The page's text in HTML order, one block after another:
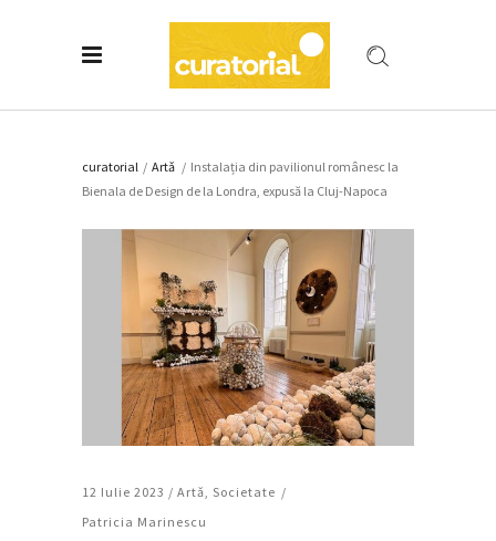
curatorial / Artǎ / Instalația din pavilionul românesc la
Bienala de Design de la Londra, expusă la Cluj-Napoca
12 Iulie 2023 / Artǎ, Societate
Patricia Marinescu